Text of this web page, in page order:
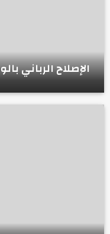
الإصلاح الرباني